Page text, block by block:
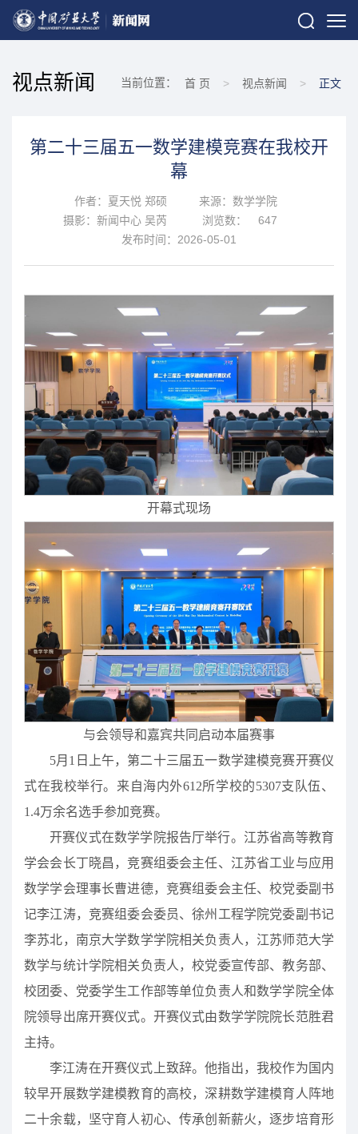
视点新闻 当前位置： 首 页 > 视点新闻 > 正文
第二十三届五一数学建模竞赛在我校开
幕
作者：夏天悦 郑硕
来源：数学学院
摄影：新闻中心 吴芮
浏览数：
647
发布时间：2026-05-01
开幕式现场
与会领导和嘉宾共同启动本届赛事
5月1日上午，第二十三届五一数学建模竞赛开赛仪
式在我校举行。来自海内外612所学校的5307支队伍、
1.4万余名选手参加竞赛。
开赛仪式在数学学院报告厅举行。江苏省高等教育
学会会长丁晓昌，竞赛组委会主任、江苏省工业与应用
数学学会理事长曹进德，竞赛组委会主任、校党委副书
记李江涛，竞赛组委会委员、徐州工程学院党委副书记
李苏北，南京大学数学学院相关负责人，江苏师范大学
数学与统计学院相关负责人，校党委宣传部、教务部、
校团委、党委学生工作部等单位负责人和数学学院全体
院领导出席开赛仪式。开赛仪式由数学学院院长范胜君
主持。
李江涛在开赛仪式上致辞。他指出，我校作为国内
较早开展数学建模教育的高校，深耕数学建模育人阵地
二十余载，坚守育人初心、传承创新薪火，逐步培育形